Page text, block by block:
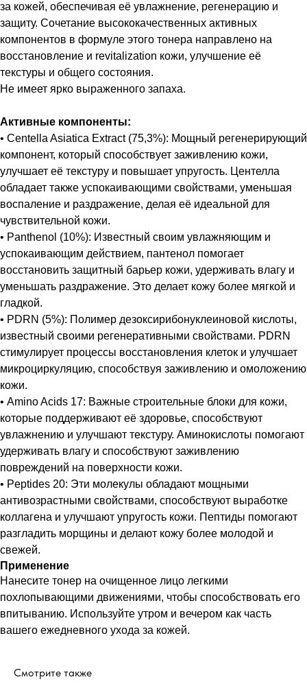
за кожей, обеспечивая её увлажнение, регенерацию и
защиту. Сочетание высококачественных активных
компонентов в формуле этого тонера направлено на
восстановление и revitalization кожи, улучшение её
текстуры и общего состояния.
Не имеет ярко выраженного запаха.
Активные компоненты:
• Centella Asiatica Extract (75,3%): Мощный регенерирующий
компонент, который способствует заживлению кожи,
улучшает её текстуру и повышает упругость. Центелла
обладает также успокаивающими свойствами, уменьшая
воспаление и раздражение, делая её идеальной для
чувствительной кожи.
• Panthenol (10%): Известный своим увлажняющим и
успокаивающим действием, пантенол помогает
восстановить защитный барьер кожи, удерживать влагу и
уменьшать раздражение. Это делает кожу более мягкой и
гладкой.
• PDRN (5%): Полимер дезоксирибонуклеиновой кислоты,
известный своими регенеративными свойствами. PDRN
стимулирует процессы восстановления клеток и улучшает
микроциркуляцию, способствуя заживлению и омоложению
кожи.
• Amino Acids 17: Важные строительные блоки для кожи,
которые поддерживают её здоровье, способствуют
увлажнению и улучшают текстуру. Аминокислоты помогают
удерживать влагу и способствуют заживлению
повреждений на поверхности кожи.
• Peptides 20: Эти молекулы обладают мощными
антивозрастными свойствами, способствуют выработке
коллагена и улучшают упругость кожи. Пептиды помогают
разгладить морщины и делают кожу более молодой и
свежей.
Применение
Нанесите тонер на очищенное лицо легкими
похлопывающими движениями, чтобы способствовать его
впитыванию. Используйте утром и вечером как часть
вашего ежедневного ухода за кожей.
Смотрите также